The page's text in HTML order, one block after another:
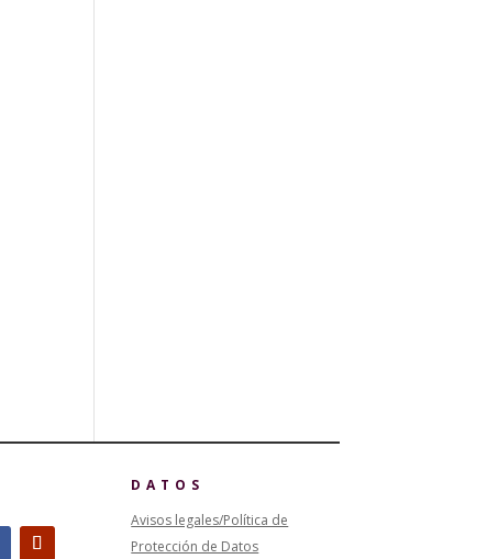
DATOS
Avisos legales/Política de
Protección de Datos